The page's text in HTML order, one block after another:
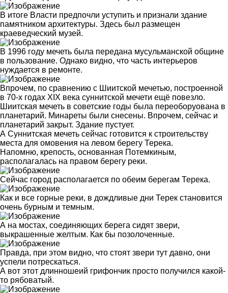
В итоге Власти предпочли уступить и признали здание
памятником архитектуры. Здесь был размещен
краеведческий музей.
В 1996 году мечеть была передана мусульманской общине
в пользование. Однако видно, что часть интерьеров
нуждается в ремонте.
Впрочем, по сравнению с Шиитской мечетью, построенной
в 70-х годах ХIХ века суннитской мечети ещё повезло.
Шиитская мечеть в советские годы была переоборуована в
планетарий. Минареты были снесены. Впрочем, сейчас и
планетарий закрыт. Здание пустует.
А Суннитская мечеть сейчас готовится к строительству
места для омовения на левом берегу Терека.
Напомню, крепость, основанная Потемкиным,
располагалась на правом берегу реки.
Сейчас город располагается по обеим берегам Терека.
Как и все горные реки, в дождливые дни Терек становится
очень бурным и темным.
А на мостах, соединяющих берега сидят звери,
выкрашенные желтым. Как бы позолоченные.
Правда, при этом видно, что стоят звери тут давно, они
успели потрескаться.
А вот этот длинношеий грифончик просто получился какой-
то рябоватый.